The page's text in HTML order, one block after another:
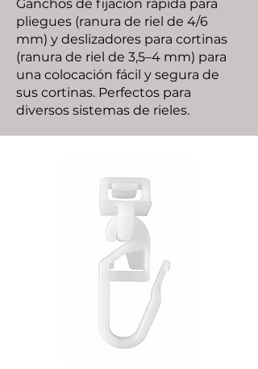
Ganchos de fijación rápida para
pliegues (ranura de riel de 4/6
mm) y deslizadores para cortinas
(ranura de riel de 3,5–4 mm) para
una colocación fácil y segura de
sus cortinas. Perfectos para
diversos sistemas de rieles.